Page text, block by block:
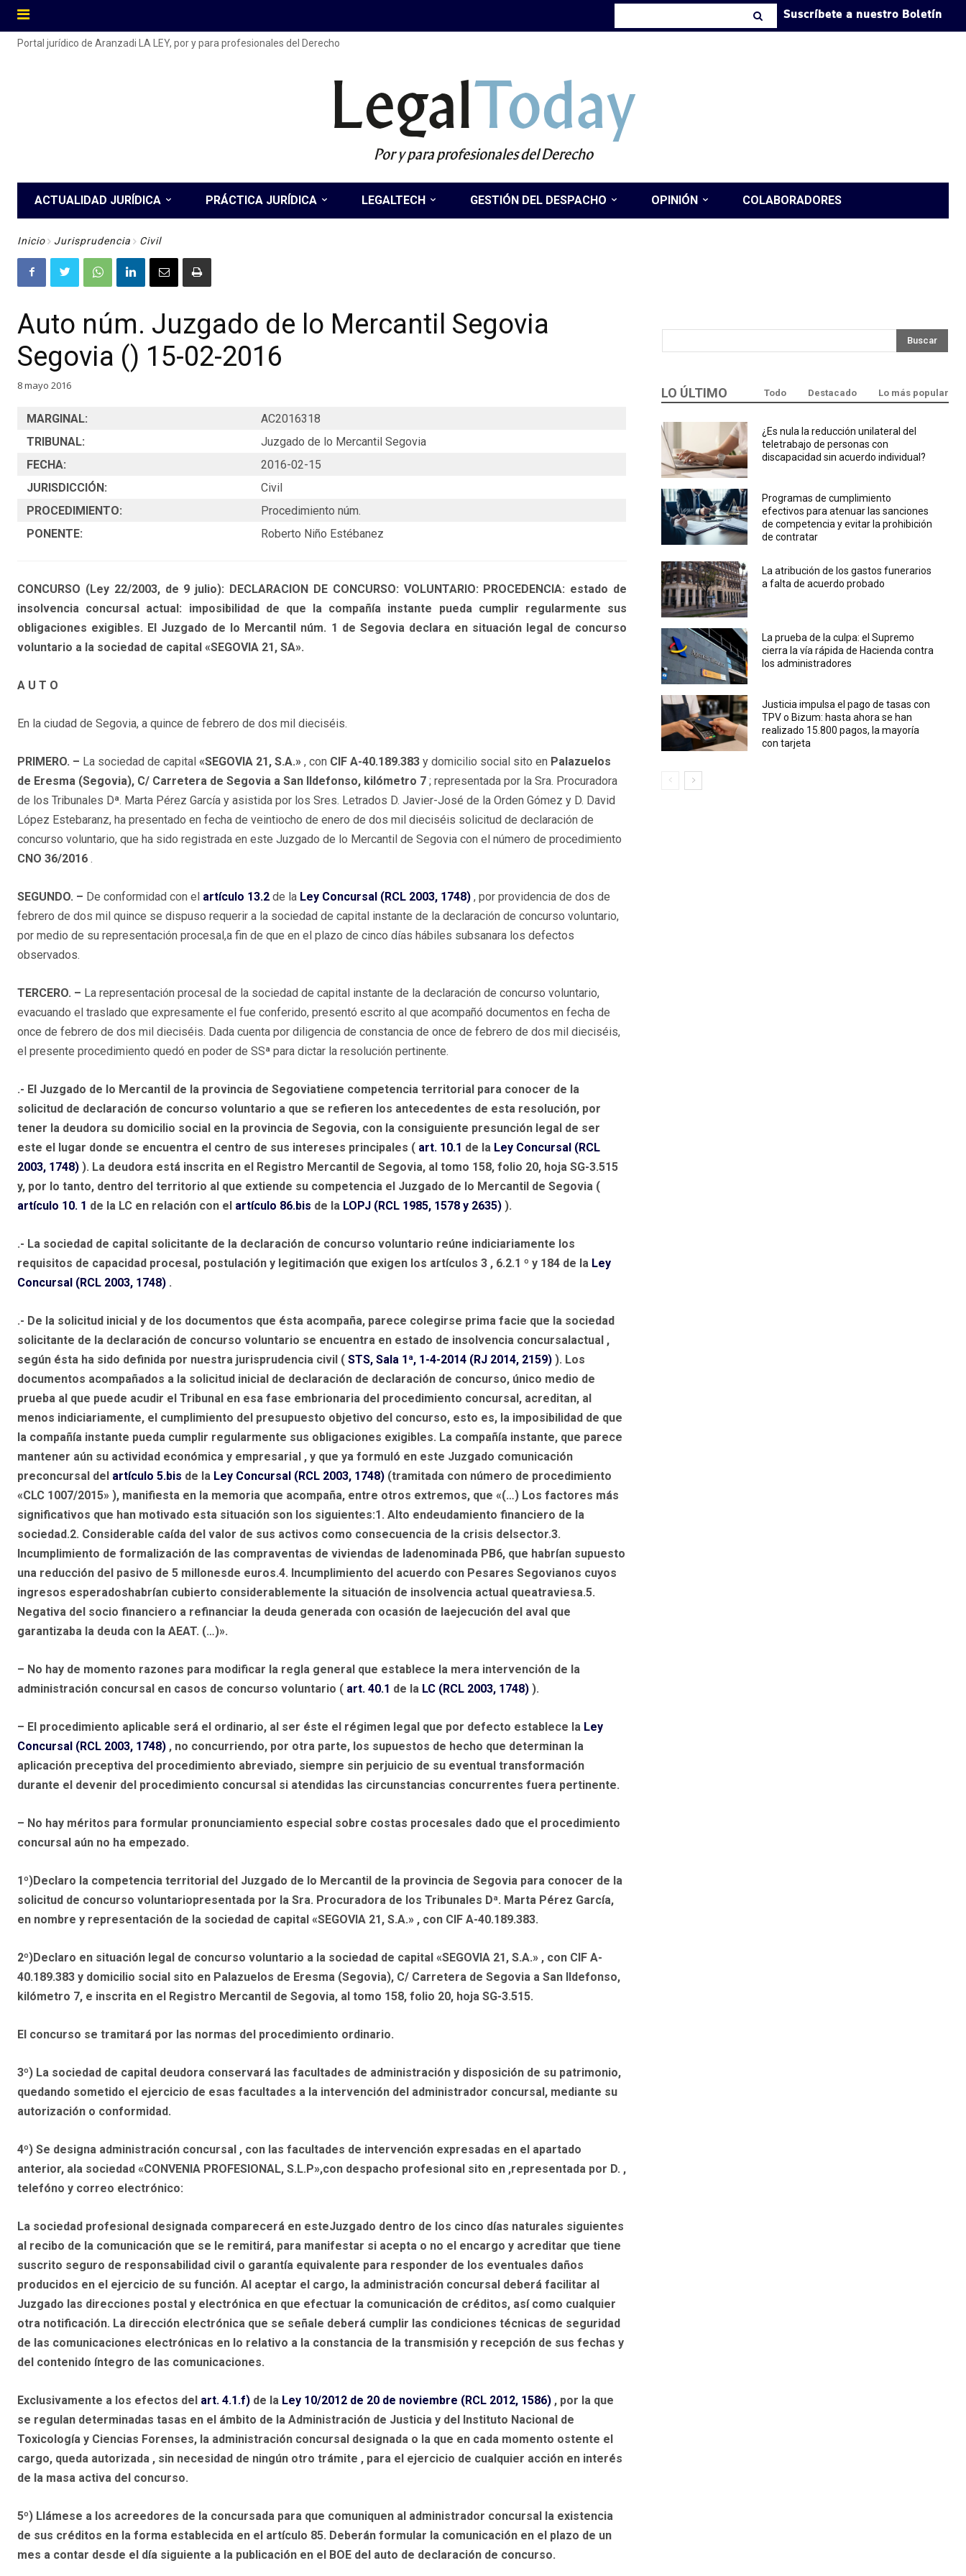
Suscríbete a nuestro Boletín
Portal jurídico de Aranzadi LA LEY, por y para profesionales del Derecho
LegalToday
Por y para profesionales del Derecho
ACTUALIDAD JURÍDICA PRÁCTICA JURÍDICA LEGALTECH GESTIÓN DEL DESPACHO OPINIÓN COLABORADORES
Inicio Jurisprudencia Civil
Auto núm. Juzgado de lo Mercantil Segovia
Segovia () 15-02-2016
8 mayo 2016
MARGINAL:
AC2016318
TRIBUNAL:
Juzgado de lo Mercantil Segovia
FECHA:
2016-02-15
JURISDICCIÓN:
Civil
PROCEDIMIENTO:
Procedimiento núm.
PONENTE:
Roberto Niño Estébanez
CONCURSO (Ley 22/2003, de 9 julio): DECLARACION DE CONCURSO: VOLUNTARIO: PROCEDENCIA: estado de
insolvencia concursal actual: imposibilidad de que la compañía instante pueda cumplir regularmente sus
obligaciones exigibles. El Juzgado de lo Mercantil núm. 1 de Segovia declara en situación legal de concurso
voluntario a la sociedad de capital «SEGOVIA 21, SA».
A U T O
En la ciudad de Segovia, a quince de febrero de dos mil dieciséis.
PRIMERO. – La sociedad de capital «SEGOVIA 21, S.A.» , con CIF A-40.189.383 y domicilio social sito en Palazuelos
de Eresma (Segovia), C/ Carretera de Segovia a San Ildefonso, kilómetro 7 ; representada por la Sra. Procuradora
de los Tribunales Dª. Marta Pérez García y asistida por los Sres. Letrados D. Javier-José de la Orden Gómez y D. David
López Estebaranz, ha presentado en fecha de veintiocho de enero de dos mil dieciséis solicitud de declaración de
concurso voluntario, que ha sido registrada en este Juzgado de lo Mercantil de Segovia con el número de procedimiento
CNO 36/2016 .
SEGUNDO. – De conformidad con el artículo 13.2 de la Ley Concursal (RCL 2003, 1748) , por providencia de dos de
febrero de dos mil quince se dispuso requerir a la sociedad de capital instante de la declaración de concurso voluntario,
por medio de su representación procesal,a fin de que en el plazo de cinco días hábiles subsanara los defectos
observados.
TERCERO. – La representación procesal de la sociedad de capital instante de la declaración de concurso voluntario,
evacuando el traslado que expresamente el fue conferido, presentó escrito al que acompañó documentos en fecha de
once de febrero de dos mil dieciséis. Dada cuenta por diligencia de constancia de once de febrero de dos mil dieciséis,
el presente procedimiento quedó en poder de SSª para dictar la resolución pertinente.
.- El Juzgado de lo Mercantil de la provincia de Segoviatiene competencia territorial para conocer de la
solicitud de declaración de concurso voluntario a que se refieren los antecedentes de esta resolución, por
tener la deudora su domicilio social en la provincia de Segovia, con la consiguiente presunción legal de ser
este el lugar donde se encuentra el centro de sus intereses principales ( art. 10.1 de la Ley Concursal (RCL
2003, 1748) ). La deudora está inscrita en el
Registro Mercantil de Segovia, al tomo 158, folio 20, hoja SG-3.515
y, por lo tanto, dentro del territorio al que extiende su competencia el Juzgado de lo Mercantil de Segovia (
artículo 10. 1 de la LC en relación con el artículo 86.bis de la LOPJ (RCL 1985, 1578 y 2635) ).
.- La sociedad de capital solicitante de la declaración de concurso voluntario reúne indiciariamente los
requisitos de capacidad procesal, postulación y legitimación que exigen los artículos 3 , 6.2.1 º y 184 de la Ley
Concursal (RCL 2003, 1748) .
.- De la solicitud inicial y de los documentos que ésta acompaña, parece colegirse prima facie que la sociedad
solicitante de la declaración de concurso voluntario se encuentra en estado de insolvencia concursalactual ,
según ésta ha sido definida por nuestra jurisprudencia civil ( STS, Sala 1ª, 1-4-2014 (RJ 2014, 2159) ). Los
documentos acompañados a la solicitud inicial de declaración de declaración de concurso, único medio de
prueba al que puede acudir el Tribunal en esa fase embrionaria del procedimiento concursal, acreditan, al
menos indiciariamente, el cumplimiento del presupuesto objetivo del concurso, esto es, la imposibilidad de que
la compañía instante pueda cumplir regularmente sus obligaciones exigibles. La compañía instante, que parece
mantener aún su actividad económica y empresarial , y que ya formuló en este Juzgado comunicación
preconcursal del artículo 5.bis de la Ley Concursal (RCL 2003, 1748) (tramitada con número de procedimiento
«CLC 1007/2015» ), manifiesta en la memoria que acompaña, entre otros extremos, que «(…) Los factores más
significativos que han motivado esta situación son los siguientes:1. Alto endeudamiento financiero de la
sociedad.2. Considerable caída del valor de sus activos como consecuencia de la crisis delsector.3.
Incumplimiento de formalización de las compraventas de viviendas de ladenominada PB6, que habrían supuesto
una reducción del pasivo de 5 millonesde euros.4. Incumplimiento del acuerdo con Pesares Segovianos cuyos
ingresos esperadoshabrían cubierto considerablemente la situación de insolvencia actual queatraviesa.5.
Negativa del socio financiero a refinanciar la deuda generada con ocasión de laejecución del aval que
garantizaba la deuda con la AEAT. (…)».
– No hay de momento razones para modificar la regla general que establece la mera intervención de la
administración concursal en casos de concurso voluntario ( art. 40.1 de la LC (RCL 2003, 1748) ).
– El procedimiento aplicable será el ordinario, al ser éste el régimen legal que por defecto establece la Ley
Concursal (RCL 2003, 1748) , no concurriendo, por otra parte, los supuestos de hecho que determinan la
aplicación preceptiva del procedimiento abreviado, siempre sin perjuicio de su eventual transformación
durante el devenir del procedimiento concursal si atendidas las circunstancias concurrentes fuera pertinente.
– No hay méritos para formular pronunciamiento especial sobre costas procesales dado que el procedimiento
concursal aún no ha empezado.
1º)Declaro la competencia territorial del Juzgado de lo Mercantil de la provincia de Segovia para conocer de la
solicitud de concurso voluntariopresentada por la Sra. Procuradora de los Tribunales Dª. Marta Pérez García,
en nombre y representación de la sociedad de capital «SEGOVIA 21, S.A.» , con CIF A-40.189.383.
2º)Declaro en situación legal de concurso voluntario a la sociedad de capital «SEGOVIA 21, S.A.» , con CIF A-
40.189.383 y domicilio social sito en Palazuelos de Eresma (Segovia), C/ Carretera de Segovia a San Ildefonso,
kilómetro 7, e inscrita en el Registro Mercantil de Segovia, al tomo 158, folio 20, hoja SG-3.515.
El concurso se tramitará por las normas del procedimiento ordinario.
3º) La sociedad de capital deudora conservará las facultades de administración y disposición de su patrimonio,
quedando sometido el ejercicio de esas facultades a la intervención del administrador concursal, mediante su
autorización o conformidad.
4º) Se designa administración concursal , con las facultades de intervención expresadas en el apartado
anterior, ala sociedad «CONVENIA PROFESIONAL, S.L.P»,con despacho profesional sito en ,representada por D. ,
telefóno y correo electrónico:
La sociedad profesional designada comparecerá en esteJuzgado dentro de los cinco días naturales siguientes
al recibo de la comunicación que se le remitirá, para manifestar si acepta o no el encargo y acreditar que tiene
suscrito seguro de responsabilidad civil o garantía equivalente para responder de los eventuales daños
producidos en el ejercicio de su función. Al aceptar el cargo, la administración concursal deberá facilitar al
Juzgado las direcciones postal y electrónica en que efectuar la comunicación de créditos, así como cualquier
otra notificación. La dirección electrónica que se señale deberá cumplir las condiciones técnicas de seguridad
de las comunicaciones electrónicas en lo relativo a la constancia de la transmisión y recepción de sus fechas y
del contenido íntegro de las comunicaciones.
Exclusivamente a los efectos del art. 4.1.f) de la Ley 10/2012 de 20 de noviembre (RCL 2012, 1586) , por la que
se regulan determinadas tasas en el ámbito de la Administración de Justicia y del Instituto Nacional de
Toxicología y Ciencias Forenses, la administración concursal designada o la que en cada momento ostente el
cargo, queda autorizada , sin necesidad de ningún otro trámite , para el ejercicio de cualquier acción en interés
de la masa activa del concurso.
5º) Llámese a los acreedores de la concursada para que comuniquen al administrador concursal la existencia
de sus créditos en la forma establecida en el artículo 85. Deberán formular la comunicación en el plazo de un
mes a contar desde el día siguiente a la publicación en el BOE del auto de declaración de concurso.
Buscar
LO ÚLTIMO Todo Destacado Lo más popular
¿Es nula la reducción unilateral del
teletrabajo de personas con
discapacidad sin acuerdo individual?
Programas de cumplimiento
efectivos para atenuar las sanciones
de competencia y evitar la prohibición
de contratar
La atribución de los gastos funerarios
a falta de acuerdo probado
La prueba de la culpa: el Supremo
cierra la vía rápida de Hacienda contra
los administradores
Justicia impulsa el pago de tasas con
TPV o Bizum: hasta ahora se han
realizado 15.800 pagos, la mayoría
con tarjeta